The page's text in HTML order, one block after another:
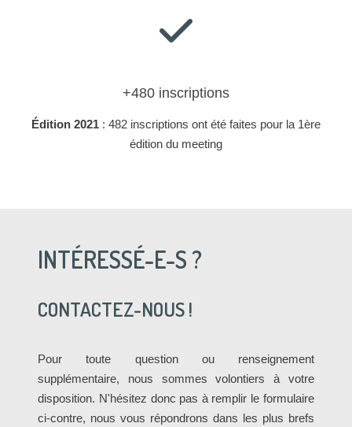
+480 inscriptions
Édition 2021 : 482 inscriptions ont été faites pour la 1ère
édition du meeting
INTÉRESSÉ-E-S ?
CONTACTEZ-NOUS !
Pour toute question ou renseignement
supplémentaire, nous sommes volontiers à votre
disposition. N'hésitez donc pas à remplir le formulaire
ci-contre, nous vous répondrons dans les plus brefs